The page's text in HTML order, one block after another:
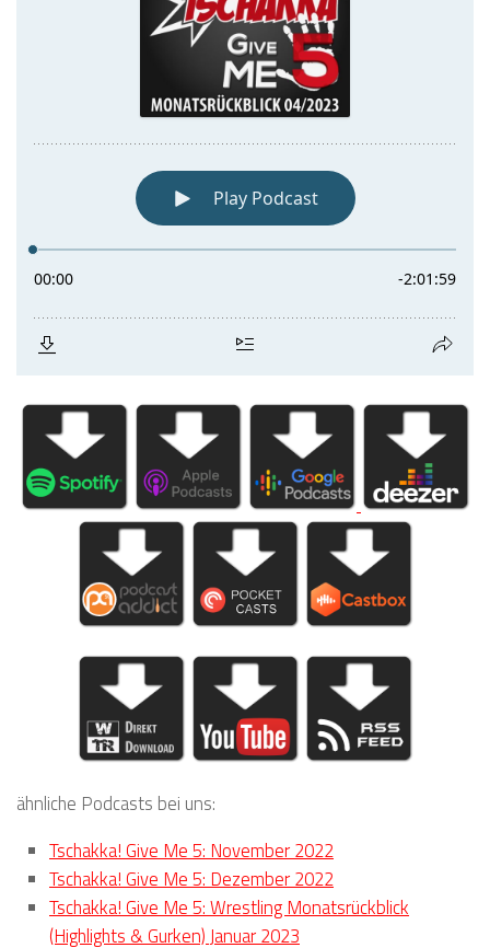
ähnliche Podcasts bei uns:
Tschakka! Give Me 5: November 2022
Tschakka! Give Me 5: Dezember 2022
Tschakka! Give Me 5: Wrestling Monatsrückblick
(Highlights & Gurken) Januar 2023